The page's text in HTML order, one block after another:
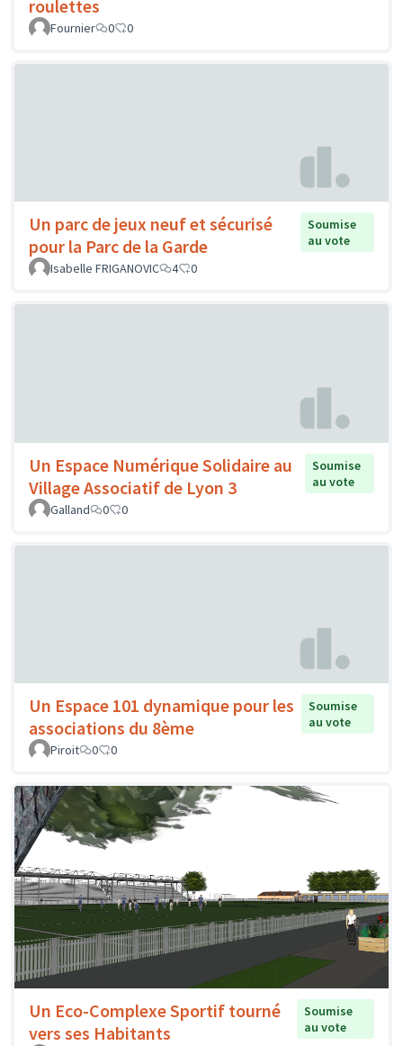
roulettes
Fournier 0 0
Un parc de jeux neuf et sécurisé
pour la Parc de la Garde
Soumise
au vote
Isabelle FRIGANOVIC
4 0
Un Espace Numérique Solidaire au
Village Associatif de Lyon 3
Soumise
au vote
Galland
0 0
Un Espace 101 dynamique pour les
associations du 8ème
Soumise
au vote
Piroit
0 0
Un Eco-Complexe Sportif tourné
vers ses Habitants
Soumise
au vote